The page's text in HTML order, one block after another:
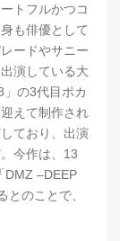
トフルかつコ
も俳優として
ードやサニー
演している大
の3代目ポカ
えて制作され
ており、出演
今作は、13
DMZ –DEEP
のことで、